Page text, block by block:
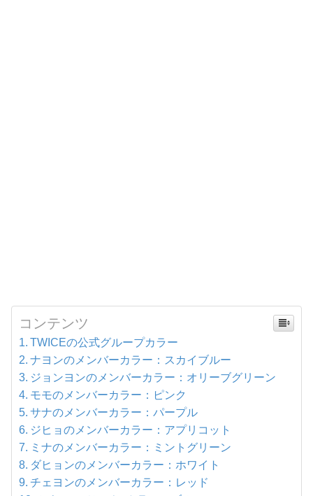
コンテンツ
TWICEの公式グループカラー
ナヨンのメンバーカラー：スカイブルー
ジョンヨンのメンバーカラー：オリーブグリーン
モモのメンバーカラー：ピンク
サナのメンバーカラー：パープル
ジヒョのメンバーカラー：アプリコット
ミナのメンバーカラー：ミントグリーン
ダヒョンのメンバーカラー：ホワイト
チェヨンのメンバーカラー：レッド